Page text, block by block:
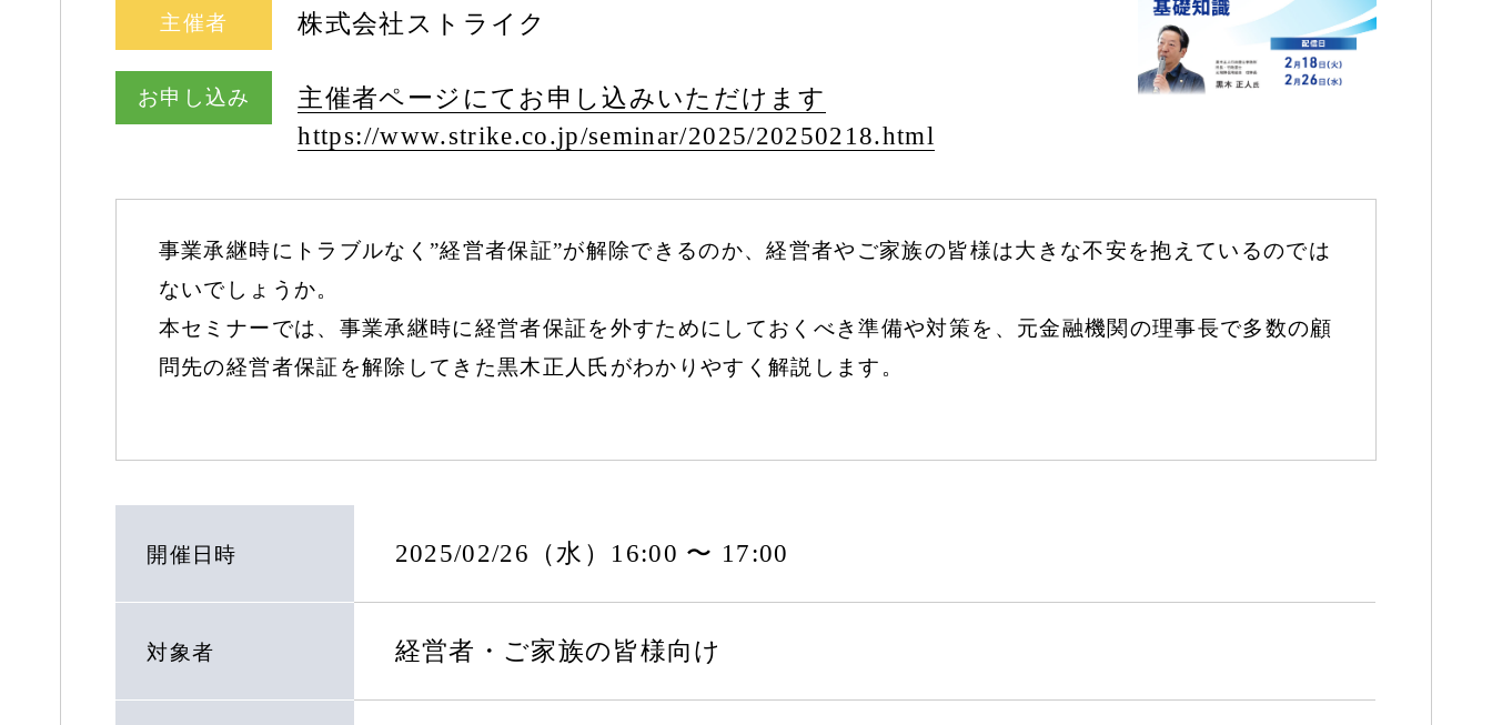
主催者 株式会社ストライク
お申し込み
主催者ページにてお申し込みいただけます
https://www.strike.co.jp/seminar/2025/20250218.html
事業承継時にトラブルなく”経営者保証”が解除できるのか、経営者やご家族の皆様は大きな不安を抱えているのでは
ないでしょうか。
本セミナーでは、事業承継時に経営者保証を外すためにしておくべき準備や対策を、元金融機関の理事長で多数の顧
問先の経営者保証を解除してきた黒木正人氏がわかりやすく解説します。
開催日時 2025/02/26（水）16:00 〜 17:00
対象者 経営者・ご家族の皆様向け